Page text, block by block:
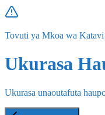
Tovuti ya Mkoa wa Katavi
Ukurasa
Ukurasa unaoutafuta